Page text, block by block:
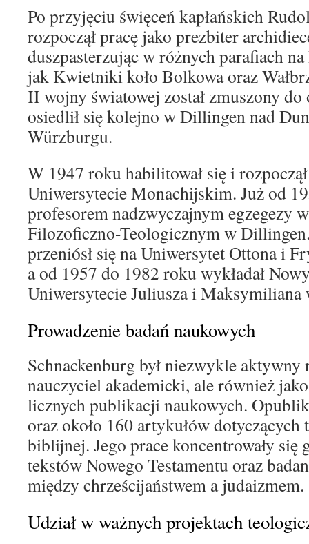
Po przyjęciu święceń kapłańskich
rozpoczął pracę jako prezbiter
duszpasterzując w różnych parafiach
jak Kwietniki koło Bolkowa oraz
II wojny światowej został zmuszony do
osiedlił się kolejno w Dillingen nad
Würzburgu.
W 1947 roku habilitował się i
Uniwersytecie Monachijskim. Już od
profesorem nadzwyczajnym egzegezy
Filozoficzno-Teologicznym w
przeniósł się na Uniwersytet Ottona i
a od 1957 do 1982 roku wykładał
Uniwersytecie Juliusza i
Prowadzenie badań naukowych
Schnackenburg był niezwykle
nauczyciel akademicki, ale również
licznych publikacji naukowych.
oraz około 160 artykułów
biblijnej. Jego prace koncentrowały się
tekstów Nowego Testamentu oraz
między chrześcijaństwem a judaizmem.
Udział w ważnych projektach